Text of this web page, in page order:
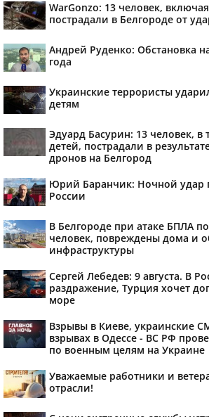
WarGonzo: 13 человек,
пострадали в Белгороде от
Андрей Руденко: Обстановка
года
Украинские террористы
детям
Эдуард Басурин: 13 человек, в
детей, пострадали в
дронов на Белгород
Юрий Баранчик: Ночной удар
России
В Белгороде при атаке БПЛА
человек, повреждены дома и
инфраструктуры
Сергей Лебедев: 9 августа. В
раздражение, Турция хочет
море
Взрывы в Киеве, украинские
взрывах в Одессе - ВС РФ
по военным целям на Украине
Уважаемые работники и
отрасли!